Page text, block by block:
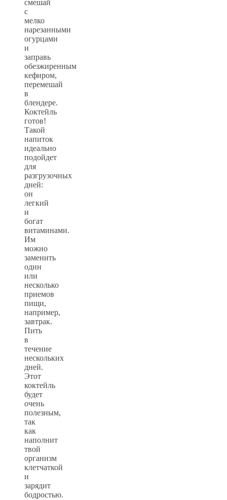
смешай
с
мелко
нарезанными
огурцами
и
заправь
обезжиренным
кефиром,
перемешай
в
блендере.
Коктейль
готов!
Такой
напиток
идеально
подойдет
для
разгрузочных
дней:
он
легкий
и
богат
витаминами.
Им
можно
заменить
один
или
несколько
приемов
пищи,
например,
завтрак.
Пить
в
течение
нескольких
дней.
Этот
коктейль
будет
очень
полезным,
так
как
наполнит
твой
организм
клетчаткой
и
зарядит
бодростью.